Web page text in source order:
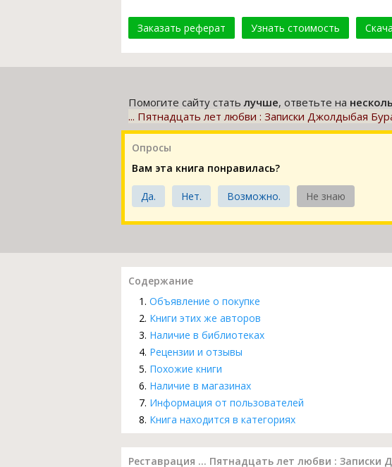
Заказать реферат Узнать стоимость
Помогите сайту статьлучше, ответьте на
... Пятнадцать лет любви : Записки Джолдыбая
Опросы
Вам эта книга понравилась?
Да. Нет. Возможно. Не знаю
Содержание
Объявление о покупке
Книги этих же авторов
Наличие в библиотеках
Рецензии и отзывы
Похожие книги
Наличие в магазинах
Информация от пользователей
Книга находится в категориях
Реставрация ... Пятнадцать лет любви : Записки